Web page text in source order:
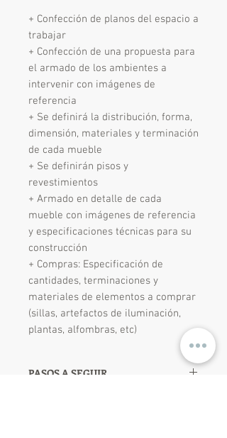
+ Confección de planos del espacio a
trabajar
+ Confección de una propuesta para
el armado de los ambientes a
intervenir con imágenes de
referencia
+ Se definirá la distribución, forma,
dimensión, materiales y terminación
de cada mueble
+ Se definirán pisos y
revestimientos
+ Armado en detalle de cada
mueble con imágenes de referencia
y especificaciones técnicas para su
construcción
+ Compras: Especificación de
cantidades, terminaciones y
materiales de elementos a comprar
(sillas, artefactos de iluminación,
plantas, alfombras, etc)
PASOS A SEGUIR